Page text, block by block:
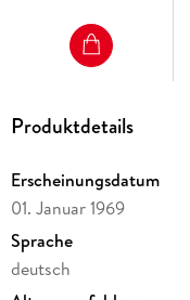
- Prozentsatz und
- Wie hoch ist der
- Textaufgaben zur
- Zinssatz und Zinsen
- Wie viel beträgt das
- Textaufgaben zur
Produktdetails
Erscheinungsdatum
01. Januar 1969
Sprache
deutsch